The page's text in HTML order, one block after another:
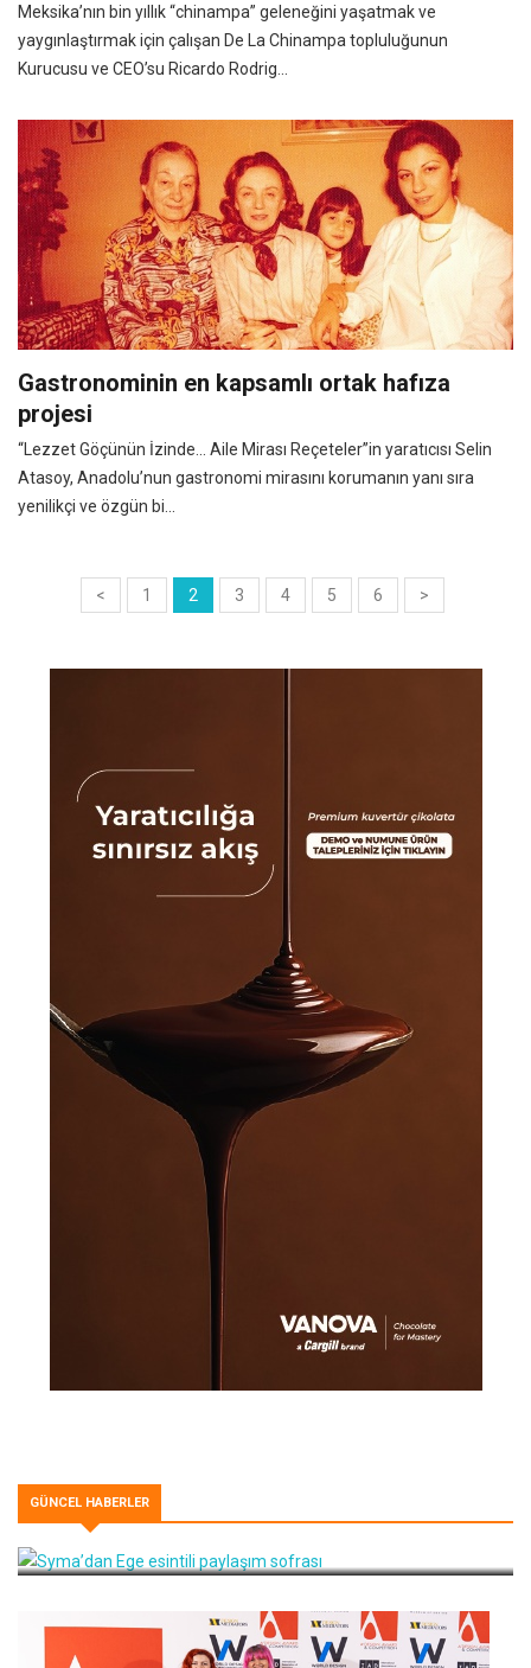
Meksika’nın bin yıllık “chinampa” geleneğini yaşatmak ve
yaygınlaştırmak için çalışan De La Chinampa topluluğunun
Kurucusu ve CEO’su Ricardo Rodrig...
Gastronominin en kapsamlı ortak hafıza
projesi
“Lezzet Göçünün İzinde... Aile Mirası Reçeteler”in yaratıcısı Selin
Atasoy, Anadolu’nun gastronomi mirasını korumanın yanı sıra
yenilikçi ve özgün bi...
< 1 2 3 4 5 6 >
GÜNCEL HABERLER
Syma’dan Ege esintili paylaşım sofrası